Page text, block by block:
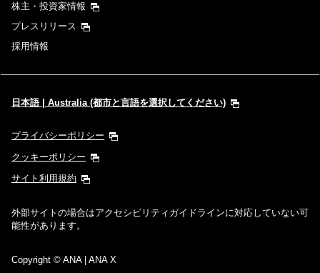
経由地および乗り継ぎ所要時間を追加する
プロモーションコードについて
前後3日の運賃を検索
・表示金額は選択いただいた条件でのもっともおトクな運賃となりま
す。
・「＊」は現在金額が確認できない都市・日付となります。空席照会結
株主・投資家情報
プレスリリース
採用情報
日本語 | Australia (都市と言語を選択してください)
プライバシーポリシー
クッキーポリシー
サイト利用規約
外部サイトの場合はアクセシビリティガイドラインに対応していない可
能性があります。
Copyright © ANA | ANA X